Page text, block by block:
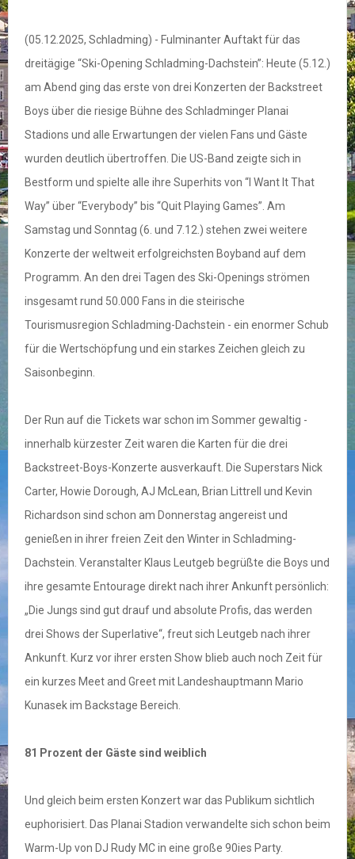
(05.12.2025, Schladming) - Fulminanter Auftakt für das
dreitägige “Ski-Opening Schladming-Dachstein”: Heute (5.12.)
am Abend ging das erste von drei Konzerten der Backstreet
Boys über die riesige Bühne des Schladminger Planai
Stadions und alle Erwartungen der vielen Fans und Gäste
wurden deutlich übertroffen. Die US-Band zeigte sich in
Bestform und spielte alle ihre Superhits von “I Want It That
Way” über “Everybody” bis “Quit Playing Games”. Am
Samstag und Sonntag (6. und 7.12.) stehen zwei weitere
Konzerte der weltweit erfolgreichsten Boyband auf dem
Programm. An den drei Tagen des Ski-Openings strömen
insgesamt rund 50.000 Fans in die steirische
Tourismusregion Schladming-Dachstein - ein enormer Schub
für die Wertschöpfung und ein starkes Zeichen gleich zu
Saisonbeginn.
Der Run auf die Tickets war schon im Sommer gewaltig -
innerhalb kürzester Zeit waren die Karten für die drei
Backstreet-Boys-Konzerte ausverkauft. Die Superstars Nick
Carter, Howie Dorough, AJ McLean, Brian Littrell und Kevin
Richardson sind schon am Donnerstag angereist und
genießen in ihrer freien Zeit den Winter in Schladming-
Dachstein. Veranstalter Klaus Leutgeb begrüßte die Boys und
ihre gesamte Entourage direkt nach ihrer Ankunft persönlich:
„Die Jungs sind gut drauf und absolute Profis, das werden
drei Shows der Superlative“, freut sich Leutgeb nach ihrer
Ankunft. Kurz vor ihrer ersten Show blieb auch noch Zeit für
ein kurzes Meet and Greet mit Landeshauptmann Mario
Kunasek im Backstage Bereich.
81 Prozent der Gäste sind weiblich
Und gleich beim ersten Konzert war das Publikum sichtlich
euphorisiert. Das Planai Stadion verwandelte sich schon beim
Warm-Up von DJ Rudy MC in eine große 90ies Party.